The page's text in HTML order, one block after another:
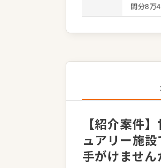
かりサ
ップア
間分8万
分は別
【紹介案件
ュアリー施
手がけませ